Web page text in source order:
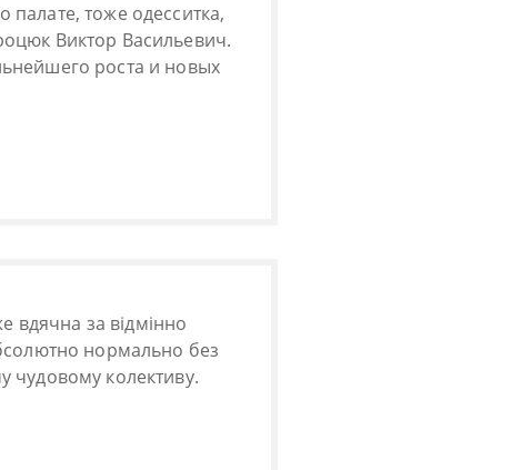
тоже одесситка,
Виктор Васильевич.
роста и новых
вдячна за відмінно
нормально без
колективу.